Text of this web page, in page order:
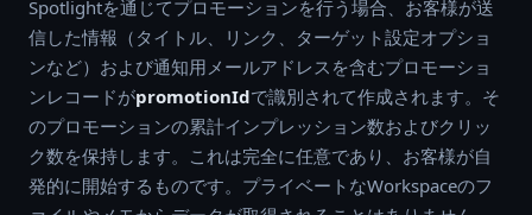
Spotlightを通じてプロモーションを行う場合、お客様が送
信した情報（タイトル、リンク、ターゲット設定オプショ
ンなど）および通知用メールアドレスを含むプロモーショ
ンレコードがpromotionIdで識別されて作成されます。そ
のプロモーションの累計インプレッション数およびクリッ
ク数を保持します。これは完全に任意であり、お客様が自
発的に開始するものです。プライベートなWorkspaceのフ